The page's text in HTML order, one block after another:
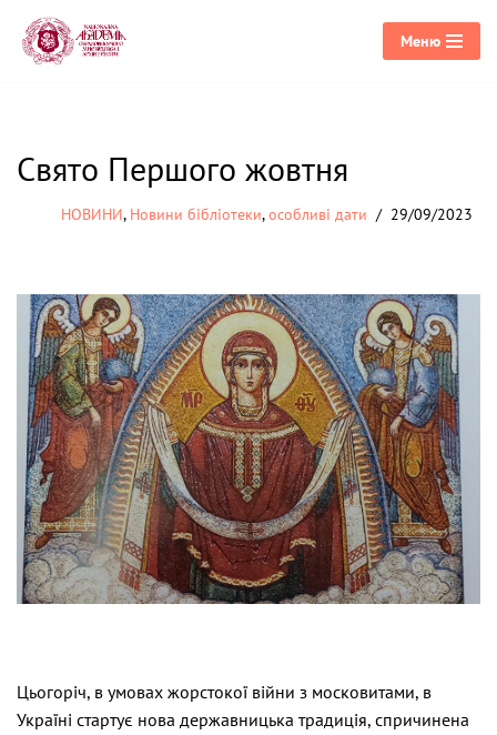
Перейти
Меню
Свято Першого жовтня
НОВИНИ, Новини бібліотеки,особливі дати 29/09/2023
Цьогоріч, в умовах жорстокої війни з московитами, в
Україні стартує нова державницька традиція, спричинена